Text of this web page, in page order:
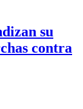
su
contra